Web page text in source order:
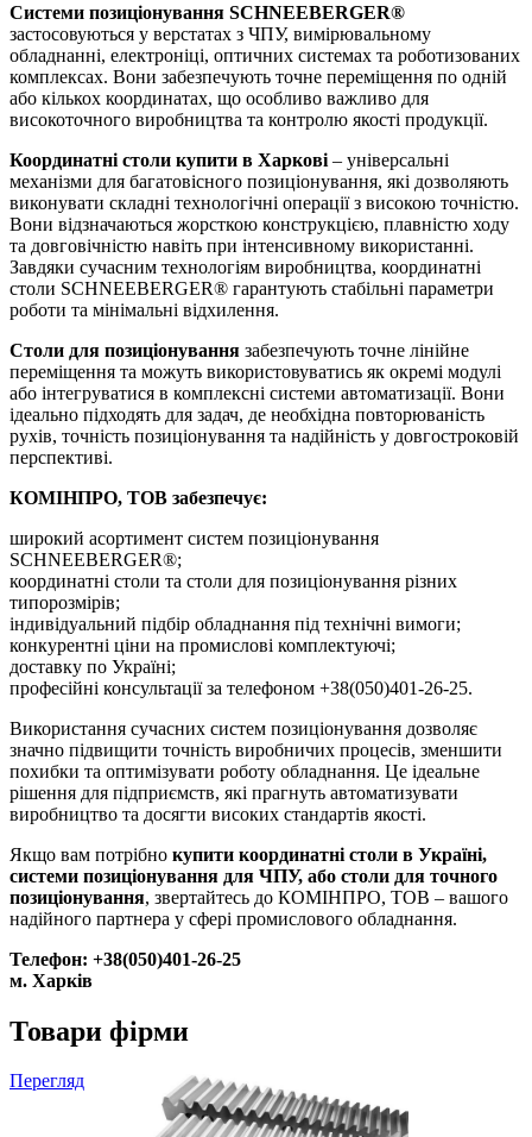
Системи позиціонування SCHNEEBERGER®
застосовуються у верстатах з ЧПУ, вимірювальному
обладнанні, електроніці, оптичних системах та роботизованих
комплексах. Вони забезпечують точне переміщення по одній
або кількох координатах, що особливо важливо для
високоточного виробництва та контролю якості продукції.
Координатні столи купити в Харкові – універсальні
механізми для багатовісного позиціонування, які дозволяють
виконувати складні технологічні операції з високою точністю.
Вони відзначаються жорсткою конструкцією, плавністю ходу
та довговічністю навіть при інтенсивному використанні.
Завдяки сучасним технологіям виробництва, координатні
столи SCHNEEBERGER® гарантують стабільні параметри
роботи та мінімальні відхилення.
Столи для позиціонування забезпечують точне лінійне
переміщення та можуть використовуватись як окремі модулі
або інтегруватися в комплексні системи автоматизації. Вони
ідеально підходять для задач, де необхідна повторюваність
рухів, точність позиціонування та надійність у довгостроковій
перспективі.
КОМІНПРО, ТОВ забезпечує:
широкий асортимент систем позиціонування
SCHNEEBERGER®;
координатні столи та столи для позиціонування різних
типорозмірів;
індивідуальний підбір обладнання під технічні вимоги;
конкурентні ціни на промислові комплектуючі;
доставку по Україні;
професійні консультації за телефоном +38(050)401-26-25.
Використання сучасних систем позиціонування дозволяє
значно підвищити точність виробничих процесів, зменшити
похибки та оптимізувати роботу обладнання. Це ідеальне
рішення для підприємств, які прагнуть автоматизувати
виробництво та досягти високих стандартів якості.
Якщо вам потрібно купити координатні столи в Україні,
системи позиціонування для ЧПУ, або столи для точного
позиціонування, звертайтесь до КОМІНПРО, ТОВ – вашого
надійного партнера у сфері промислового обладнання.
Телефон: +38(050)401-26-25
м. Харків
Товари фірми
Перегляд